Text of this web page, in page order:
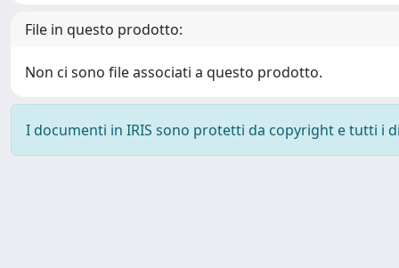
File in questo prodotto:
Non ci sono file associati a questo prodotto.
I documenti in IRIS sono protetti da copyright e tutti i